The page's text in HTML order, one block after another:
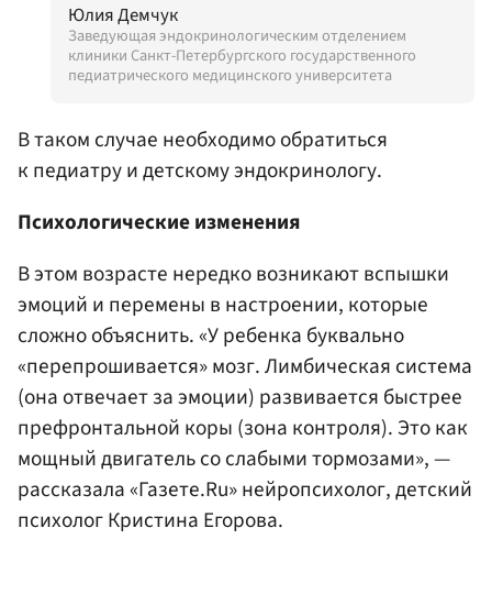
Юлия Демчук
Заведующая эндокринологическим отделением
клиники Санкт-Петербургского государственного
педиатрического медицинского университета
В таком случае необходимо обратиться
к педиатру и детскому эндокринологу.
Психологические изменения
В этом возрасте нередко возникают вспышки
эмоций и перемены в настроении, которые
сложно объяснить. «У ребенка буквально
«перепрошивается» мозг. Лимбическая система
(она отвечает за эмоции) развивается быстрее
префронтальной коры (зона контроля). Это как
мощный двигатель со слабыми тормозами», —
рассказала «Газете.Ru» нейропсихолог, детский
психолог Кристина Егорова.